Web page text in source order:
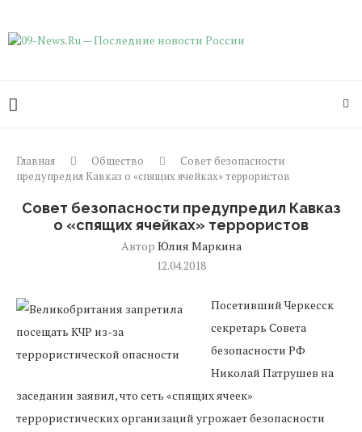
Главная Общество
Совет безопасности
предупредил Кавказ о «спящих ячейках» террористов
Совет безопасности предупредил Кавказ
о «спящих ячейках» террористов
Автор Юлия Маркина
12.04.2018
Посетивший Черкесск
секретарь Совета
безопасности РФ
Николай Патрушев на
заседании заявил, что сеть «спящих ячеек»
террористических организаций угрожает безопасности